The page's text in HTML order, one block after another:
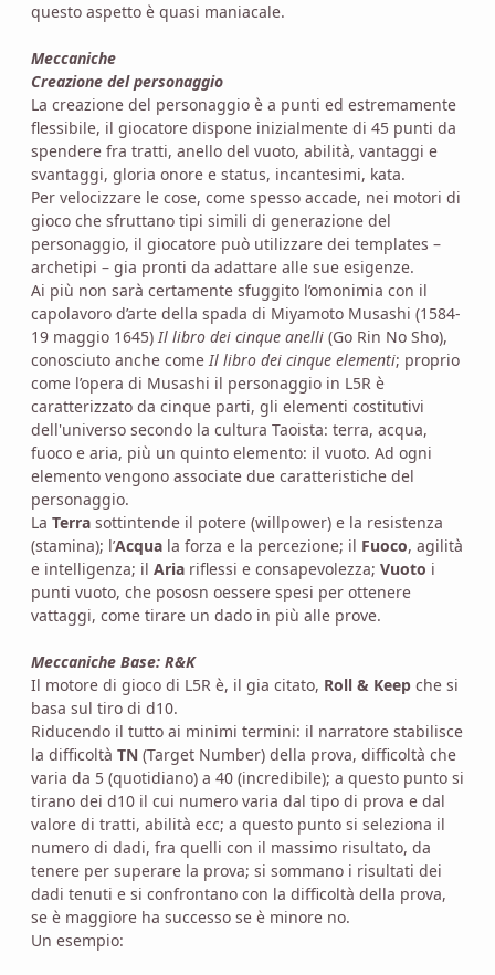
questo aspetto è quasi maniacale.
Meccaniche
Creazione del personaggio
La creazione del personaggio è a punti ed estremamente
flessibile, il giocatore dispone inizialmente di 45 punti da
spendere fra tratti, anello del vuoto, abilità, vantaggi e
svantaggi, gloria onore e status, incantesimi, kata.
Per velocizzare le cose, come spesso accade, nei motori di
gioco che sfruttano tipi simili di generazione del
personaggio, il giocatore può utilizzare dei templates –
archetipi – gia pronti da adattare alle sue esigenze.
Ai più non sarà certamente sfuggito l’omonimia con il
capolavoro d’arte della spada di Miyamoto Musashi (1584-
19 maggio 1645)Il libro dei cinque anelli (Go Rin No Sho),
conosciuto anche comeIl libro dei cinque elementi; proprio
come l’opera di Musashi il personaggio in L5R è
caratterizzato da cinque parti, gli elementi costitutivi
dell'universo secondo la cultura Taoista: terra, acqua,
fuoco e aria, più un quinto elemento: il vuoto. Ad ogni
elemento vengono associate due caratteristiche del
personaggio.
La Terra sottintende il potere (willpower) e la resistenza
(stamina); l’Acqua la forza e la percezione; il Fuoco, agilità
e intelligenza; il Aria riflessi e consapevolezza; Vuoto i
punti vuoto, che pososn oessere spesi per ottenere
vattaggi, come tirare un dado in più alle prove.
Meccaniche Base: R&K
Il motore di gioco di L5R è, il gia citato, Roll & Keep che si
basa sul tiro di d10.
Riducendo il tutto ai minimi termini: il narratore stabilisce
la difficoltà TN (Target Number) della prova, difficoltà che
varia da 5 (quotidiano) a 40 (incredibile); a questo punto si
tirano dei d10 il cui numero varia dal tipo di prova e dal
valore di tratti, abilità ecc; a questo punto si seleziona il
numero di dadi, fra quelli con il massimo risultato, da
tenere per superare la prova; si sommano i risultati dei
dadi tenuti e si confrontano con la difficoltà della prova,
se è maggiore ha successo se è minore no.
Un esempio: